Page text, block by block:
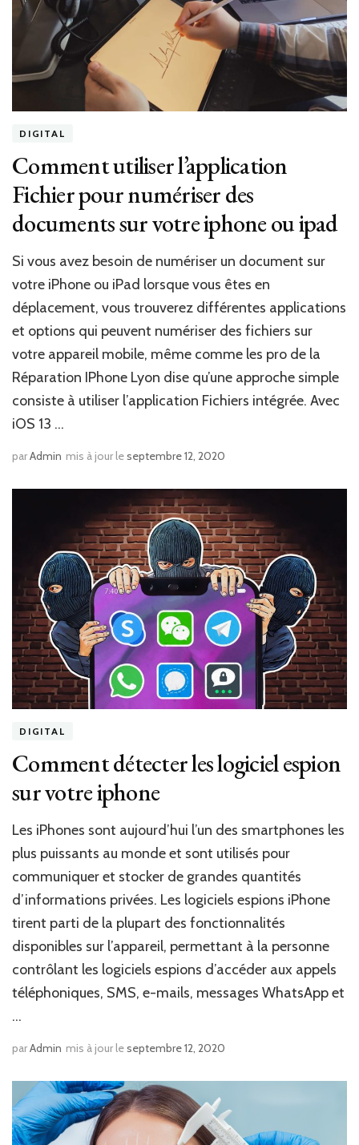
DIGITAL
Comment utiliser l’application
Fichier pour numériser des
documents sur votre iphone ou ipad
Si vous avez besoin de numériser un document sur
votre iPhone ou iPad lorsque vous êtes en
déplacement, vous trouverez différentes applications
et options qui peuvent numériser des fichiers sur
votre appareil mobile, même comme les pro de la
Réparation IPhone Lyon dise qu’une approche simple
consiste à utiliser l’application Fichiers intégrée. Avec
iOS 13 …
parAdmin mis à jour leseptembre 12, 2020
DIGITAL
Comment détecter les logiciel espion
sur votre iphone
Les iPhones sont aujourd’hui l’un des smartphones les
plus puissants au monde et sont utilisés pour
communiquer et stocker de grandes quantités
d’informations privées. Les logiciels espions iPhone
tirent parti de la plupart des fonctionnalités
disponibles sur l’appareil, permettant à la personne
contrôlant les logiciels espions d’accéder aux appels
téléphoniques, SMS, e-mails, messages WhatsApp et
…
parAdmin mis à jour leseptembre 12, 2020